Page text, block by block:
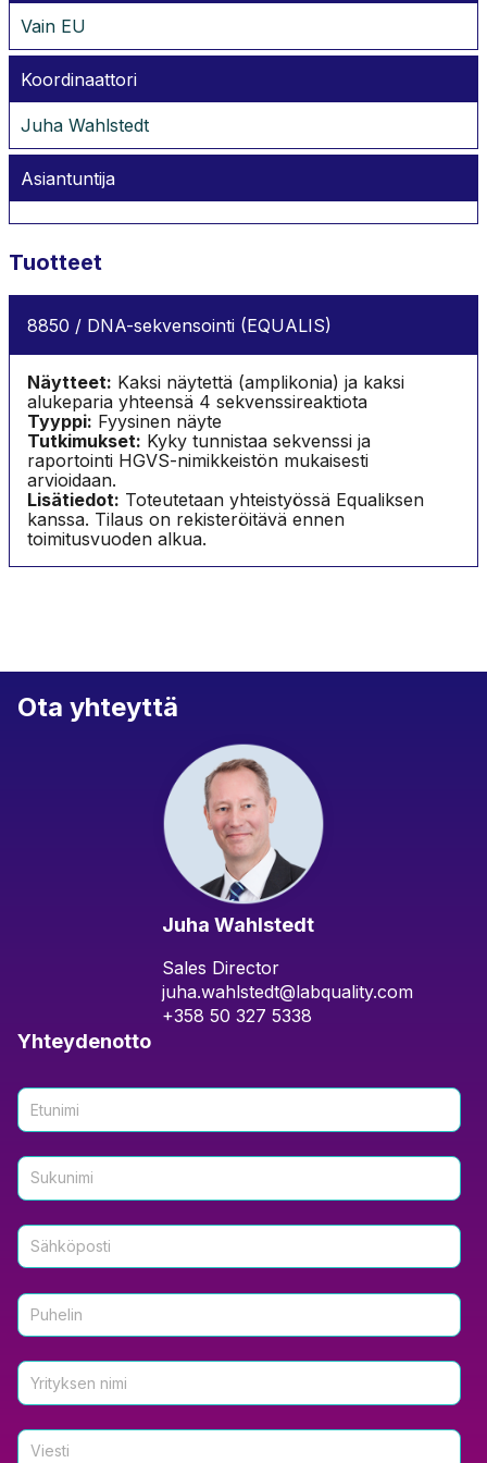
Vain EU
Koordinaattori
Juha Wahlstedt
Asiantuntija
Tuotteet
8850 / DNA-sekvensointi (EQUALIS)
Näytteet: Kaksi näytettä (amplikonia) ja kaksi
alukeparia yhteensä 4 sekvenssireaktiota
Tyyppi: Fyysinen näyte
Tutkimukset: Kyky tunnistaa sekvenssi ja
raportointi HGVS-nimikkeistön mukaisesti
arvioidaan.
Lisätiedot: Toteutetaan yhteistyössä Equaliksen
kanssa. Tilaus on rekisteröitävä ennen
toimitusvuoden alkua.
Ota yhteyttä
Juha Wahlstedt
Sales Director
juha.wahlstedt@labquality.com
+358 50 327 5338
Yhteydenotto